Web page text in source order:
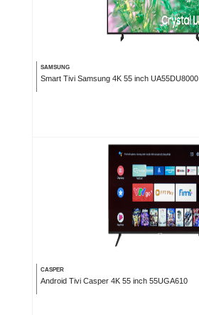
SAMSUNG
Smart Tivi Samsung 4K 55 inch UA55DU8000
CASPER
Android Tivi Casper 4K 55 inch 55UGA610